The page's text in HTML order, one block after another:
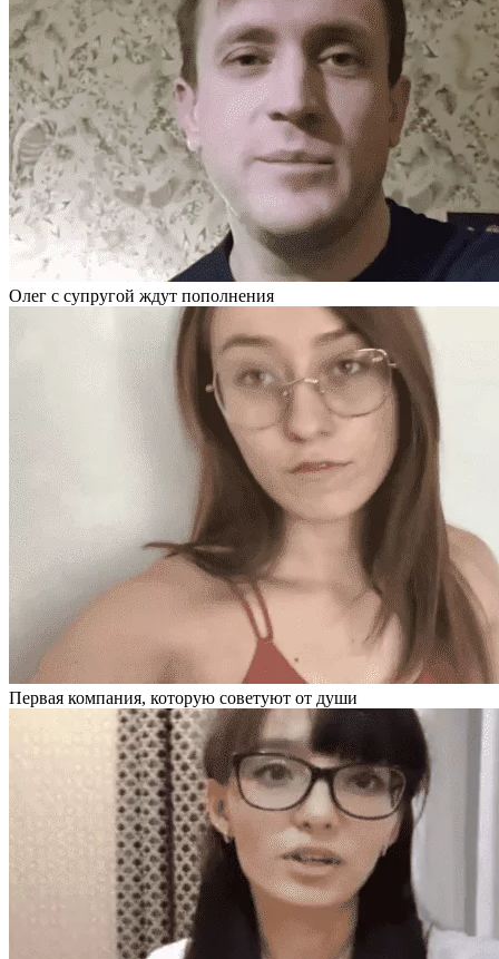
Олег с супругой ждут пополнения
Первая компания, которую советуют от души